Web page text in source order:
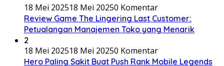
18 Mei 202518 Mei 20250 Komentar
Review Game The Lingering Last Customer:
Petualangan Manajemen Toko yang Menarik
2
18 Mei 202518 Mei 20250 Komentar
Hero Paling Sakit Buat Push Rank Mobile Legends